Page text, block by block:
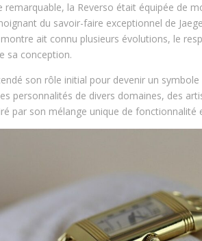
remarquable, la Reverso était équipée de
du savoir-faire exceptionnel de
ait connu plusieurs évolutions, le
sa conception.
son rôle initial pour devenir un symbole
personnalités de divers domaines, des
par son mélange unique de fonctionnalité